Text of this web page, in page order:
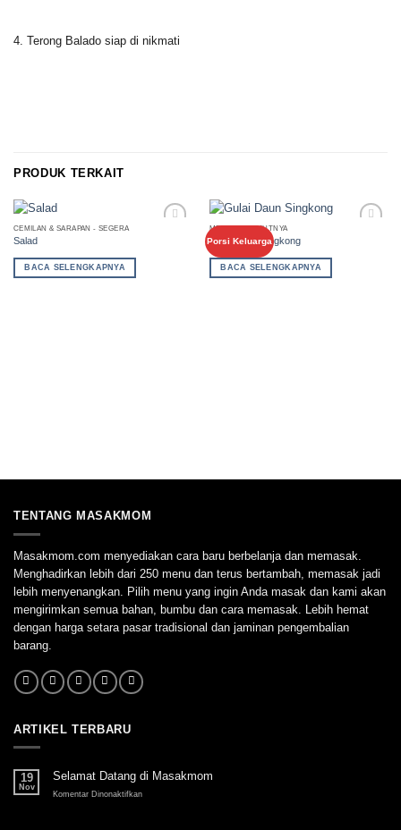
4. Terong Balado siap di nikmati
PRODUK TERKAIT
CEMILAN & SARAPAN - SEGERA
Salad
BACA SELENGKAPNYA
Porsi Keluarga
MENU SELANJUTNYA
Gulai Daun Singkong
BACA SELENGKAPNYA
TENTANG MASAKMOM
Masakmom.com menyediakan cara baru berbelanja dan memasak.
Menghadirkan lebih dari 250 menu dan terus bertambah, memasak jadi
lebih menyenangkan. Pilih menu yang ingin Anda masak dan kami akan
mengirimkan semua bahan, bumbu dan cara memasak. Lebih hemat
dengan harga setara pasar tradisional dan jaminan pengembalian
barang.
ARTIKEL TERBARU
19
Nov
Selamat Datang di Masakmom
Komentar Dinonaktifkanpada